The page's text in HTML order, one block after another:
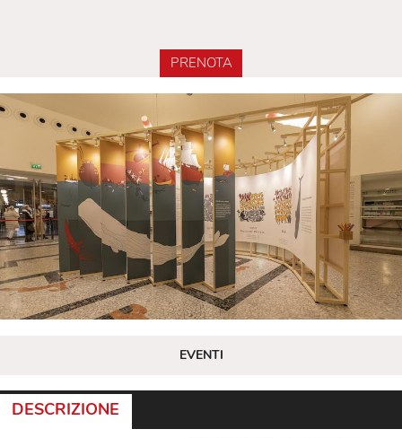
PRENOTA
EVENTI
DESCRIZIONE